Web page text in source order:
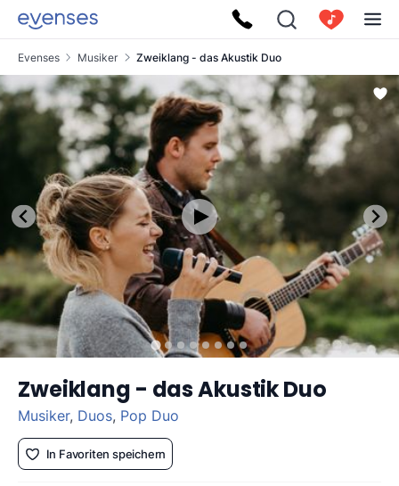
Evenses Musiker Zweiklang - das Akustik Duo
Zweiklang - das Akustik Duo
Musiker, Duos, Pop Duo
In Favoriten speichern